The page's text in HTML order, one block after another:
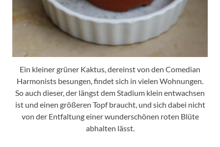
Ein kleiner grüner Kaktus, dereinst von den Comedian
Harmonists besungen, findet sich in vielen Wohnungen.
So auch dieser, der längst dem Stadium klein entwachsen
ist und einen größeren Topf braucht, und sich dabei nicht
von der Entfaltung einer wunderschönen roten Blüte
abhalten lässt.